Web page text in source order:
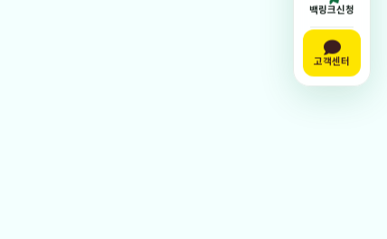
백링크신청
고객센터